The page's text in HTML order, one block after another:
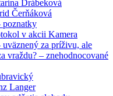
Drábeková
Čerňáková
v akcii Kamera
za príživu, ale
vraždu? – znehodnocované
Langer